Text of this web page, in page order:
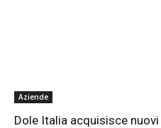
Aziende
Dole Italia acquisisce